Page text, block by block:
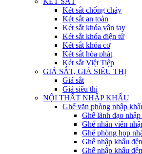
Két sắt chống cháy
Két sắt an toàn
Két sắt khóa vân tay
Két sắt khóa điện tử
Két sắt khóa cơ
Két sắt hòa phát
Két sắt Việt Tiệp
GIÁ SẮT, GIÁ SIÊU THỊ
Giá sắt
Giá siêu thị
NỘI THẤT NHẬP KHẨU
Ghế văn phòng nhập
Ghế lãnh đạo nhập
Ghế nhân viên
Ghế phòng họp
Ghế nhập khẩu
Ghế nhập khẩu